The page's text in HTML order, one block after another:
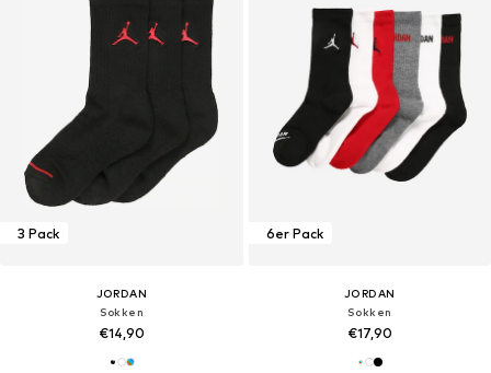
3 Pack
JORDAN
Sokken
€14,90
6er Pack
JORDAN
Sokken
€17,90